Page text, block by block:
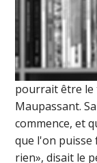
pourrait être le
Maupassant.
commence, et
que l'on
rien», disait le